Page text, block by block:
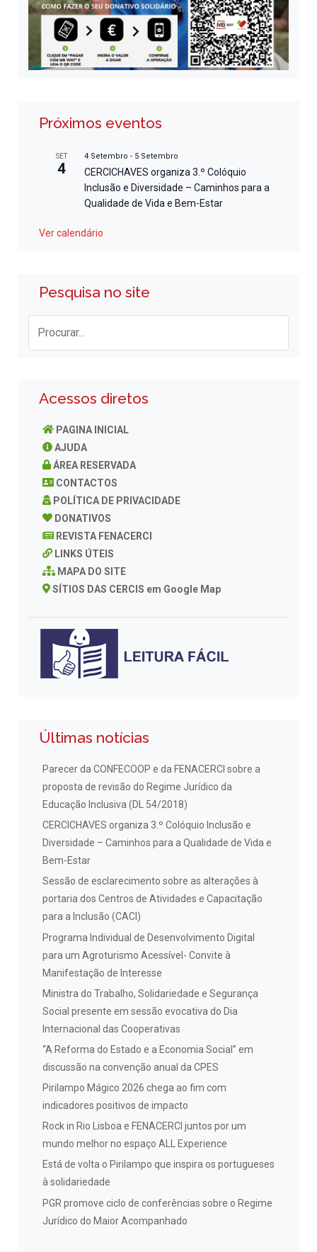
Próximos eventos
SET
4
4 Setembro - 5 Setembro
CERCICHAVES organiza 3.º Colóquio
Inclusão e Diversidade – Caminhos para a
Qualidade de Vida e Bem-Estar
Ver calendário
Pesquisa no site
Acessos diretos
PAGINA INICIAL
AJUDA
ÁREA RESERVADA
CONTACTOS
POLÍTICA DE PRIVACIDADE
DONATIVOS
REVISTA FENACERCI
LINKS ÚTEIS
MAPA DO SITE
SÍTIOS DAS CERCIS em Google Map
Últimas notícias
Parecer da CONFECOOP e da FENACERCI sobre a
proposta de revisão do Regime Jurídico da
Educação Inclusiva (DL 54/2018)
CERCICHAVES organiza 3.º Colóquio Inclusão e
Diversidade – Caminhos para a Qualidade de Vida e
Bem-Estar
Sessão de esclarecimento sobre as alterações à
portaria dos Centros de Atividades e Capacitação
para a Inclusão (CACI)
Programa Individual de Desenvolvimento Digital
para um Agroturismo Acessível- Convite à
Manifestação de Interesse
Ministra do Trabalho, Solidariedade e Segurança
Social presente em sessão evocativa do Dia
Internacional das Cooperativas
“A Reforma do Estado e a Economia Social” em
discussão na convenção anual da CPES
Pirilampo Mágico 2026 chega ao fim com
indicadores positivos de impacto
Rock in Rio Lisboa e FENACERCI juntos por um
mundo melhor no espaço ALL Experience
Está de volta o Pirilampo que inspira os portugueses
à solidariedade
PGR promove ciclo de conferências sobre o Regime
Jurídico do Maior Acompanhado